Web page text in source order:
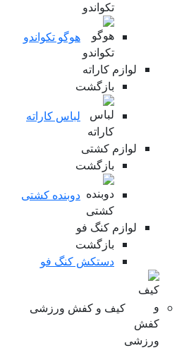
هوگو تکواندو
لوازم کاراته
بازگشت
لباس کاراته
لوازم کشتی
بازگشت
دوبنده کشتی
لوازم کنگ فو
بازگشت
دستکش کنگ فو
کیف و کفش ورزشی